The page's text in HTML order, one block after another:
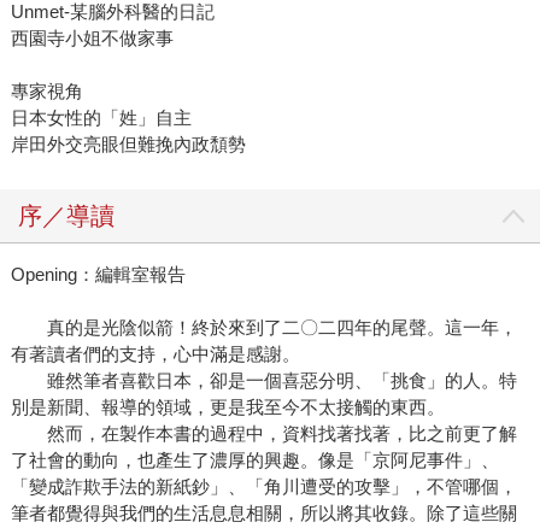
Unmet-某腦外科醫的日記
西園寺小姐不做家事
專家視角
日本女性的「姓」自主
岸田外交亮眼但難挽內政頹勢
序／導讀
Opening：編輯室報告
真的是光陰似箭！終於來到了二〇二四年的尾聲。這一年，
有著讀者們的支持，心中滿是感謝。
雖然筆者喜歡日本，卻是一個喜惡分明、「挑食」的人。特
別是新聞、報導的領域，更是我至今不太接觸的東西。
然而，在製作本書的過程中，資料找著找著，比之前更了解
了社會的動向，也產生了濃厚的興趣。像是「京阿尼事件」、
「變成詐欺手法的新紙鈔」、「角川遭受的攻擊」，不管哪個，
筆者都覺得與我們的生活息息相關，所以將其收錄。除了這些關